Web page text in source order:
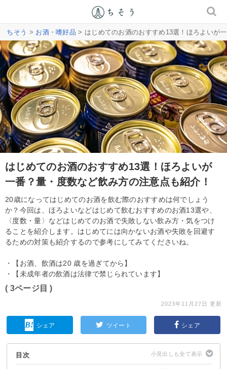
ちそう > お酒・嗜好品 > はじめてのお酒のおすすめ13選！ほろよいが
はじめてのお酒のおすすめ13選！ほろよいが
一番？量・度数など飲み方の注意点も紹介！
20歳になってはじめてのお酒を飲む際のおすすめは何でしょう
か？今回は、ほろよいなどはじめて飲むおすすめのお酒13選や、
〈度数・量〉などはじめてのお酒で失敗しない飲み方・気をつけ
ることを紹介します。はじめてには向かないお酒や失敗を回避す
るための対策も紹介するので参考にしてみてくださいね。
・【お酒、飲酒は20 歳を過ぎてから】
・【未成年者の飲酒は法律で禁じられています】
( 3ページ目 )
2023年11月27日 更新
シェア ツイート シェア
目次